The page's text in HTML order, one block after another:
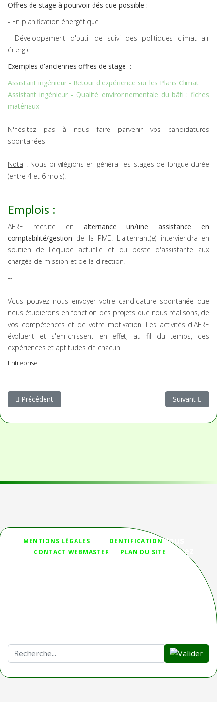
Offres de stage à pourvoir dés que possible :
- En planification énergétique
- Développement d'outil de suivi des politiques climat air
énergie
Exemples d'anciennes offres de stage :
Assistant ingénieur - Retour d'expérience sur les Plans Climat
Assistant ingénieur - Qualité environnementale du bâti : fiches
matériaux
N'hésitez pas à nous faire parvenir vos candidatures
spontanées.
Nota : Nous privilégions en général les stages de longue durée
(entre 4 et 6 mois).
Emplois :
AERE recrute en alternance un/une assistance en
comptabilité/gestion de la PME. L'alternant(e) interviendra en
soutien de l'équipe actuelle et du poste d'assistante aux
chargés de mission et de la direction.
--
Vous pouvez nous envoyer votre candidature spontanée que
nous étudierons en fonction des projets que nous réalisons, de
vos compétences et de votre motivation. Les activités d'AERE
évoluent et s'enrichissent en effet, au fil du temps, des
expériences et aptitudes de chacun.
Entreprise
Article précédent : L'équipe
Précédent Article
Suivant
MENTIONS LÉGALES
IDENTIFICATION
CONTACT WEBMASTER
PLAN DU SITE
Vous
n'avez
/homepages/32/d336230653/htdocs/Joomla_3/modules/
Rechercher